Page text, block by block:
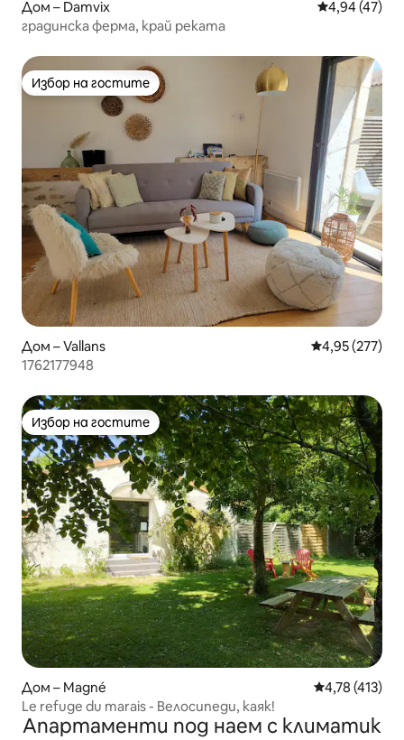
Дом – Damvix Средна
4,94 (47)
градинска ферма, край реката
Избор на гостите
Избор на гостите
Дом – Vallans Средна
4,95 (277)
1762177948
Избор на гостите
Избор на гостите
Дом – Magné Средна
4,78 (413)
Le refuge du marais - Велосипеди, каяк!
Апартаменти под наем с климатик